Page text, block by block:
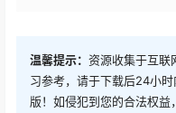
温馨提示： 资源收集于互联
习参考，请于下载后24小
版！如侵犯到您的合法权